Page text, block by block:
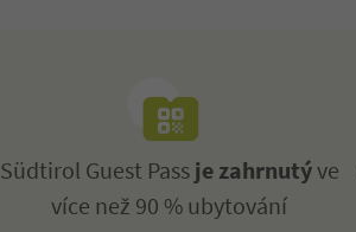
Südtirol Guest Passje zahrnutýve
více než 90 % ubytování